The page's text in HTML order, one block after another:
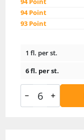
94 Point
94 Point
93 Point
1 fl. per st.
6 fl. per st.